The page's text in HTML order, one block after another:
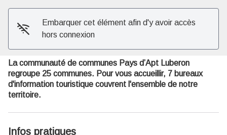
Embarquer cet élément afin d'y avoir accès
hors connexion
La communauté de communes Pays d’Apt Luberon
regroupe 25 communes. Pour vous accueillir, 7 bureaux
d'information touristique couvrent l'ensemble de notre
territoire.
Infos pratiques